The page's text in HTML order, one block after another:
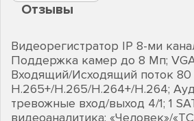
Отзывы
Видеорегистратор IP 8-ми
Поддержка камер до 8 Мп;
Входящий/Исходящий поток
H.265+/H.265/H.264+/H.264;
тревожные вход/выход 4/1; 1
видеоаналитика: «Человек»/